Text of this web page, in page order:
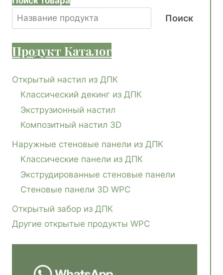
Поиск
Продукт Каталог
Открытый настил из ДПК
Классический декинг из ДПК
Экструзионный настил
Композитный настил 3D
Наружные стеновые панели из ДПК
Классические панели из ДПК
Экструдированные стеновые панели
Стеновые панели 3D WPC
Открытый забор из ДПК
Другие открытые продукты WPC